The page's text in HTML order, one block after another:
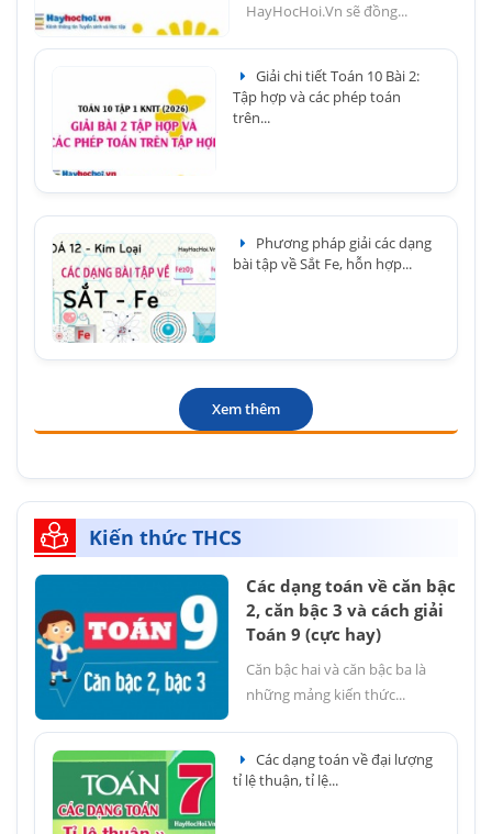
HayHocHoi.Vn sẽ đồng...
Giải chi tiết Toán 10 Bài 2:
Tập hợp và các phép toán
trên...
Phương pháp giải các dạng
bài tập về Sắt Fe, hỗn hợp...
Xem thêm
Kiến thức THCS
Các dạng toán về căn bậc
2, căn bậc 3 và cách giải
Toán 9 (cực hay)
Căn bậc hai và căn bậc ba là
những mảng kiến thức...
Các dạng toán về đại lượng
tỉ lệ thuận, tỉ lệ...